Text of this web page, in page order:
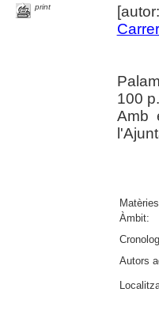
print
100
Amb
Àmbit:
Autors